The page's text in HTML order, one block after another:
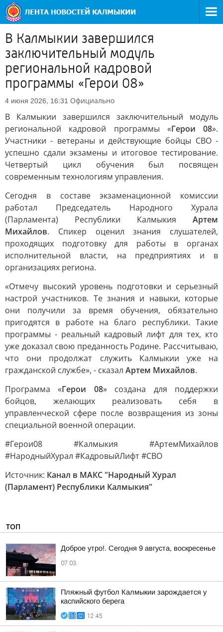
В Калмыкии завершился
заключительный модуль
региональной кадровой
программы «Герои 08»
4 июня 2026, 16:31 Официально
В Калмыкии завершился заключительный модуль
региональной кадровой программы «Герои 08».
Участники - ветераны и действующие бойцы СВО -
успешно сдали экзамены и итоговое тестирование.
Четвертый цикл обучения был посвящен
современным технологиям управления.
Сегодня в составе экзаменационной комиссии
работал Председатель Народного Хурала
(Парламента) Республики Калмыкия Артем
Михайлов. Спикер оценил знания слушателей,
проходящих подготовку для работы в органах
исполнительной власти, на предприятиях и в
организациях региона.
«Отмечу высокий уровень подготовки и серьезный
настрой участников. Те знания и навыки, которые
они получили за время обучения, обязательно
пригодятся в работе на благо республики. Такие
программы - реальный кадровый лифт для тех, кто
уже доказал свою преданность Родине. Рассчитываю,
что они продолжат служить Калмыкии уже на
гражданской службе», - сказал Артем Михайлов.
Программа «Герои 08» создана для поддержки
бойцов, желающих реализовать себя в
управленческой сфере после возвращения из зоны
специальной военной операции.
#Герои08 #Калмыкия #АртемМихайлов
#НародныйХурал #КадровыйЛифт #СВО
Источник: Канал в МАКС "Народный Хурал
(Парламент) Республики Калмыкия"
ТОП
Доброе утро!. Сегодня 9 августа, воскресенье
07:03
Пляжный футбол Калмыкии зарождается у
каспийского берега
12:45